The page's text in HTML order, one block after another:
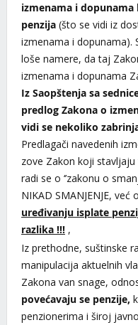
izmenama i
penzija (što se vidi iz
izmenama i dopunama).
loše namere, da taj
izmenama i dopunama
Iz Saopštenja sa
predlog Zakona o
vidi se nekoliko
Predlagači navedenih
zove Zakon koji
radi se o ‘’zakonu o
NIKAD SMANJENJE, već o
uređivanju isplate
razlika !!!,
Iz prethodne, suštinske
manipulacija aktuelnih
Zakona van snage,
povećavaju se penzije,
penzionerima i široj